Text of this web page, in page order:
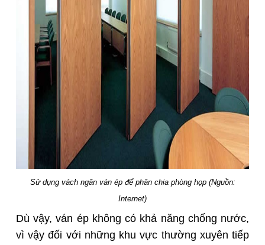
Sử dụng vách ngăn ván ép để phân chia phòng họp (Nguồn:
Internet)
Dù vậy, ván ép không có khả năng chống nước,
vì vậy đối với những khu vực thường xuyên tiếp